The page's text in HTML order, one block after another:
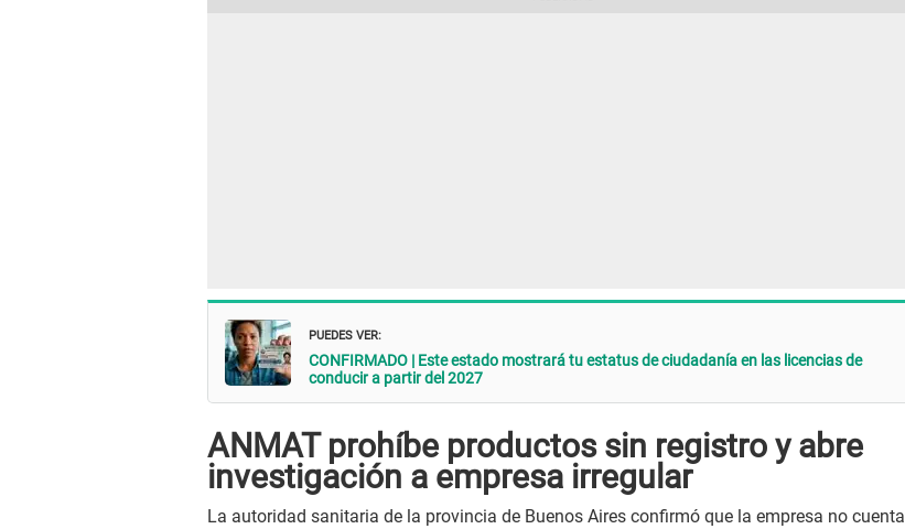
PUEDES VER:
CONFIRMADO | Este estado mostrará tu estatus de ciudadanía en las licencias de
conducir a partir del 2027
ANMAT prohíbe productos sin registro y abre
investigación a empresa irregular
La autoridad sanitaria de la provincia de Buenos Aires confirmó que la empresa no cuenta